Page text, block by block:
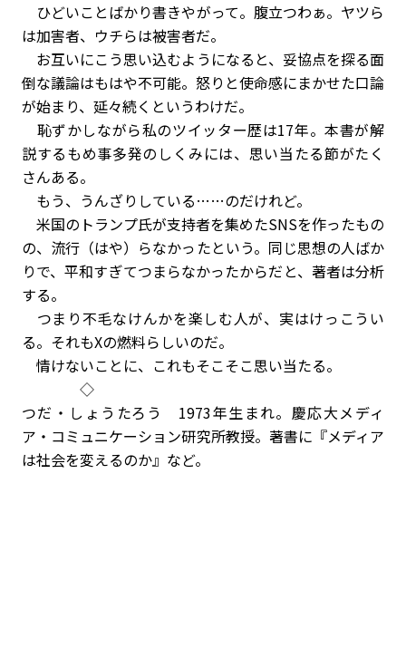
ひどいことばかり書きやがって。腹立つわぁ。ヤツら
は加害者、ウチらは被害者だ。
お互いにこう思い込むようになると、妥協点を探る面
倒な議論はもはや不可能。怒りと使命感にまかせた口論
が始まり、延々続くというわけだ。
恥ずかしながら私のツイッター歴は17年。本書が解
説するもめ事多発のしくみには、思い当たる節がたく
さんある。
もう、うんざりしている……のだけれど。
米国のトランプ氏が支持者を集めたSNSを作ったもの
の、流行（はや）らなかったという。同じ思想の人ばか
りで、平和すぎてつまらなかったからだと、著者は分析
する。
つまり不毛なけんかを楽しむ人が、実はけっこうい
る。それもXの燃料らしいのだ。
情けないことに、これもそこそこ思い当たる。
◇
つだ・しょうたろう 1973年生まれ。慶応大メディ
ア・コミュニケーション研究所教授。著書に『メディア
は社会を変えるのか』など。